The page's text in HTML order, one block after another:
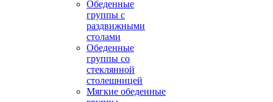
Обеденные
группы с
раздвижными
столами
Обеденные
группы со
стеклянной
столешницей
Мягкие обеденные